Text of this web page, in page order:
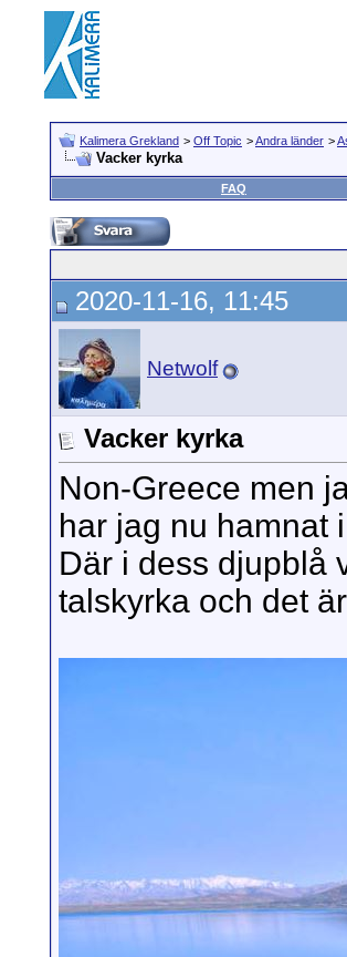
Kalimera Grekland > Off Topic >Andra länder >
Vacker kyrka
FAQ
2020-11-16, 11:45
Netwolf
Vacker kyrka
Non-Greece men
har jag nu hamnat
Där i dess djupblå
talskyrka och det